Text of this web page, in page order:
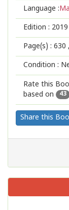
Language :
Edition : 2019
Page(s) : 630
Condition :
Rate this
based on
43
Share this